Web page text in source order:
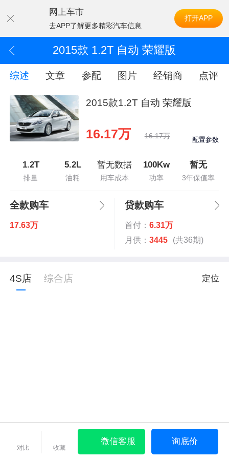
网上车市
去APP了解更多精彩汽车信息
打开APP
2015款 1.2T 自动 荣耀版
综述 文章 参配 图片 经销商 点评
2015款1.2T 自动 荣耀版
16.17万 16.17万 配置参数
1.2T
排量
5.2L
油耗
暂无数据
用车成本
100Kw
功率
暂无
3年保值率
全款购车
17.63万
贷款购车
首付： 6.31万
月供： 3445 (共36期)
4S店 综合店 定位
对比 收藏
微信客服 询底价